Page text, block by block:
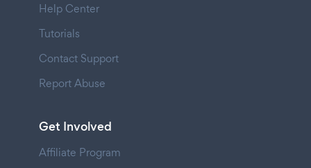
Help Center
Tutorials
Contact Support
Report Abuse
Get Involved
Affiliate Program